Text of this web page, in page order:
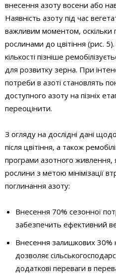
внесення азоту восени або
Наявність азоту під час
важливим моментом, оскільки
рослинами до цвітіння (рис.
кількості пізніше
для розвитку зерна. При
потреби в азоті становлять
доступного азоту на пізніх
переоцінити.
З огляду на дослідні дані
після цвітіння, а також
програми азотного живлення,
рослини з метою мінімізації
поглинання азоту:
Внесення 70% сезонної
забезпечить ефективний
Внесення залишкових 30%
дозволяє
додаткові переваги в